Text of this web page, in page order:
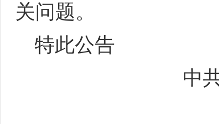
关问题。
特此公告
中